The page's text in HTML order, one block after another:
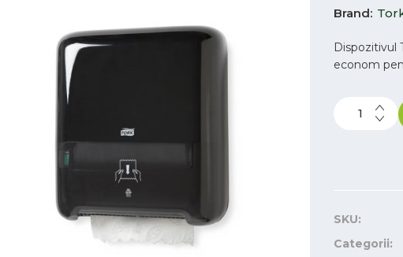
Brand
Dispozitivul
econom
SKU:
Categorii: